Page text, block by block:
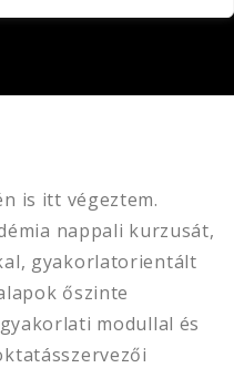
is itt végeztem.
nappali kurzusát,
gyakorlatorientált
őszinte
modullal és